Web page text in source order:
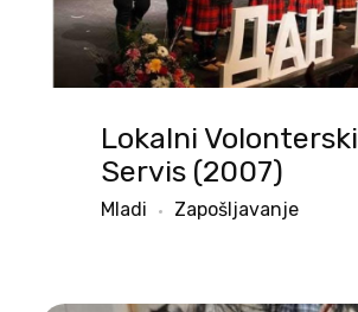
Lokalni Volonterski
Servis (2007)
Mladi Zapošljavanje